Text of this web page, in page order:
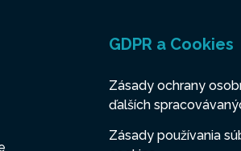
GDPR a Cookies
Zásady ochrany
ďalších
Zásady používania